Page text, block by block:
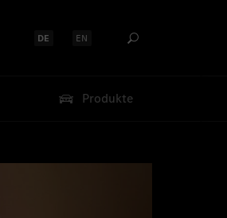
Sprache auswählen:
DE Sprache auswählen:
EN
Produkte